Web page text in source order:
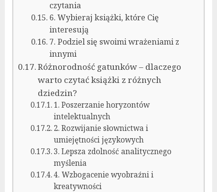
czytania
6. Wybieraj książki, które Cię
interesują
7. Podziel się swoimi wrażeniami z
innymi
Różnorodność gatunków – dlaczego
warto czytać książki z różnych
dziedzin?
1. Poszerzanie horyzontów
intelektualnych
2. Rozwijanie słownictwa i
umiejętności językowych
3. Lepsza zdolność analitycznego
myślenia
4. Wzbogacenie wyobraźni i
kreatywności